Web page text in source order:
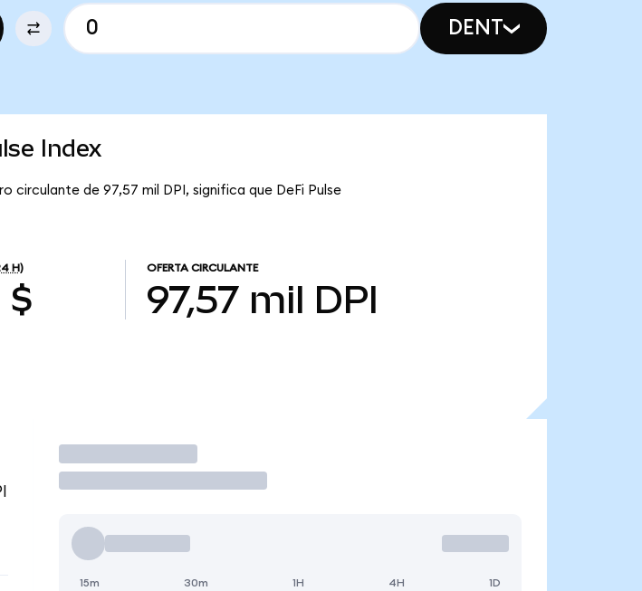
DENT
Index
circulante de 97,57 mil DPI, significa que DeFi Pulse
H)
$
OFERTA CIRCULANTE
97,57 mil DPI
Operar
15m 30m 1H 4H 1D